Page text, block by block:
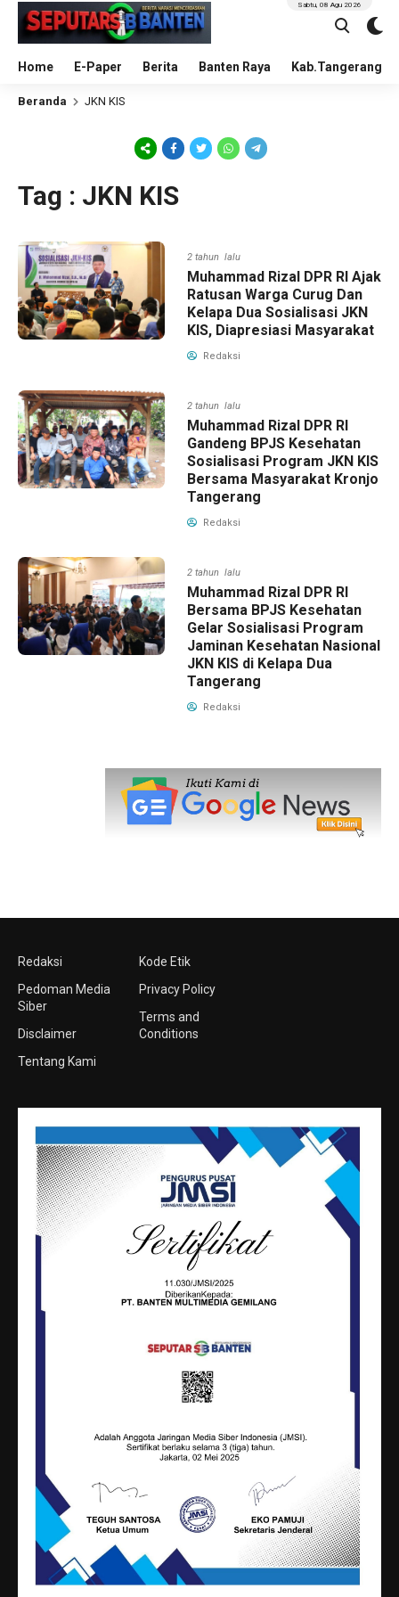
Home E-Paper Berita Banten Raya Kab.Tangerang
Sabtu, 08 Agu 2026
Beranda JKN KIS
Tag : JKN KIS
2 tahun lalu
Muhammad Rizal DPR RI Ajak
Ratusan Warga Curug Dan
Kelapa Dua Sosialisasi JKN
KIS, Diapresiasi Masyarakat
Redaksi
2 tahun lalu
Muhammad Rizal DPR RI
Gandeng BPJS Kesehatan
Sosialisasi Program JKN KIS
Bersama Masyarakat Kronjo
Tangerang
Redaksi
2 tahun lalu
Muhammad Rizal DPR RI
Bersama BPJS Kesehatan
Gelar Sosialisasi Program
Jaminan Kesehatan Nasional
JKN KIS di Kelapa Dua
Tangerang
Redaksi
Redaksi
Pedoman Media
Siber
Disclaimer
Tentang Kami
Kode Etik
Privacy Policy
Terms and
Conditions